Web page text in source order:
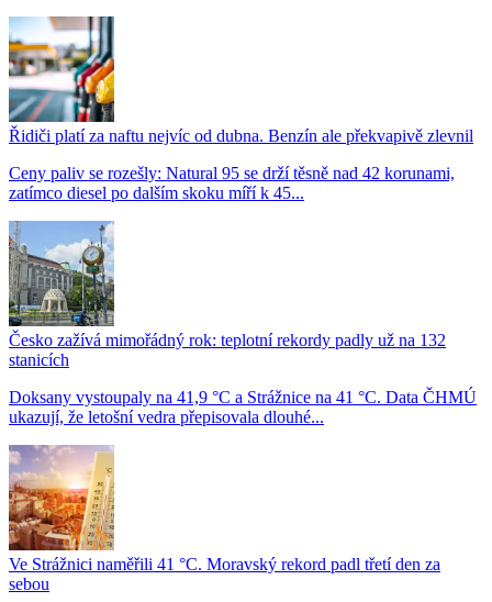
Řidiči platí za naftu nejvíc od dubna. Benzín ale překvapivě zlevnil
Ceny paliv se rozešly: Natural 95 se drží těsně nad 42 korunami,
zatímco diesel po dalším skoku míří k 45...
Česko zažívá mimořádný rok: teplotní rekordy padly už na 132
stanicích
Doksany vystoupaly na 41,9 °C a Strážnice na 41 °C. Data ČHMÚ
ukazují, že letošní vedra přepisovala dlouhé...
Ve Strážnici naměřili 41 °C. Moravský rekord padl třetí den za
sebou